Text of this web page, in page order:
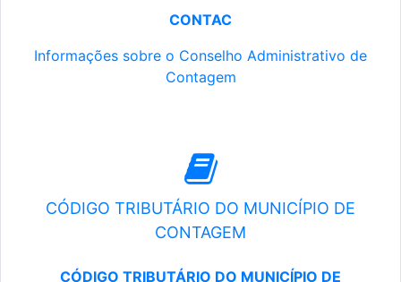
CONTAC
Informações sobre o Conselho Administrativo de
Contagem
CÓDIGO TRIBUTÁRIO DO MUNICÍPIO DE
CONTAGEM
CÓDIGO TRIBUTÁRIO DO MUNICÍPIO DE